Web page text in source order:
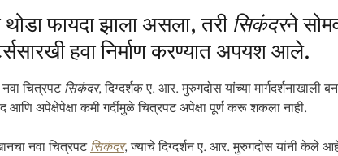
थोडा फायदा झाला असला, तरी सिकंदरने
हवा निर्माण करण्यात अपयश आले.
चित्रपट सिकंदर, दिग्दर्शक ए. आर. मुरुगदोस यांच्या
आणि अपेक्षेपेक्षा कमी गर्दीमुळे चित्रपट अपेक्षा पूर्ण करू शकला नाही.
नवा चित्रपट सिकंदर, ज्याचे दिग्दर्शन ए. आर. मुरुगदोस यांनी केले आहे,